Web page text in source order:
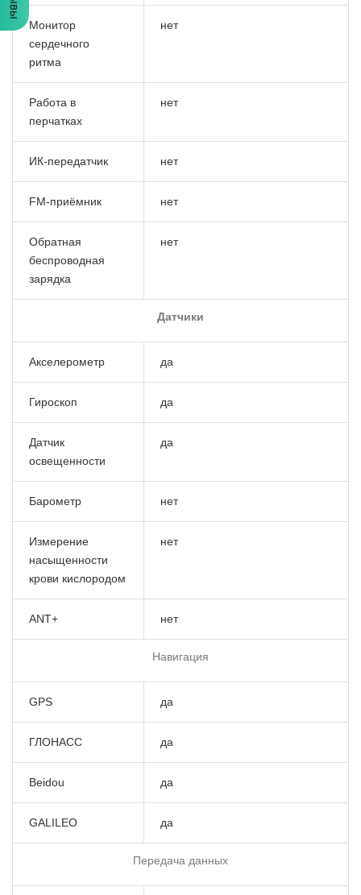
Монитор
сердечного
ритма
нет
Работа в
перчатках
нет
ИК-передатчик нет
FM-приёмник нет
Обратная
беспроводная
зарядка
нет
Датчики
Акселерометр да
Гироскоп да
Датчик
освещенности
да
Барометр нет
Измерение
насыщенности
крови кислородом
нет
ANT+ нет
Навигация
GPS да
ГЛОНАСС да
Beidou да
GALILEO да
Передача данных